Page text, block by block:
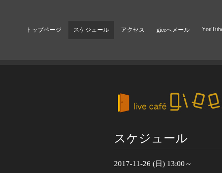
トップページ スケジュール アクセス gieeへメール
スケジュール
2017-11-26 (日) 13:00～